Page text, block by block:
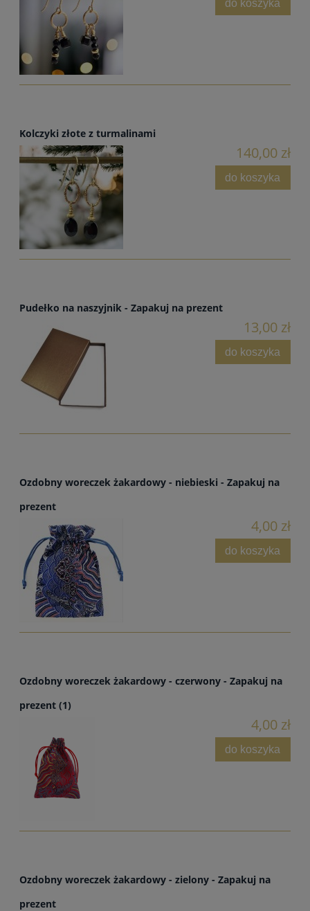
do koszyka
Kolczyki złote z turmalinami
140,00 zł
do koszyka
Pudełko na naszyjnik - Zapakuj na prezent
13,00 zł
do koszyka
Ozdobny woreczek żakardowy - niebieski - Zapakuj na
prezent
4,00 zł
do koszyka
Ozdobny woreczek żakardowy - czerwony - Zapakuj na
prezent (1)
4,00 zł
do koszyka
Ozdobny woreczek żakardowy - zielony - Zapakuj na
prezent